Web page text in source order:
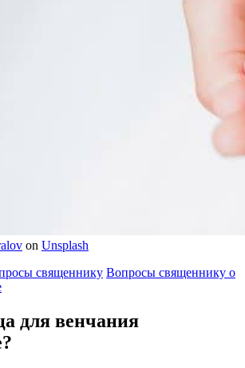
on Unsplash
священнику Вопросы священнику о
для венчания